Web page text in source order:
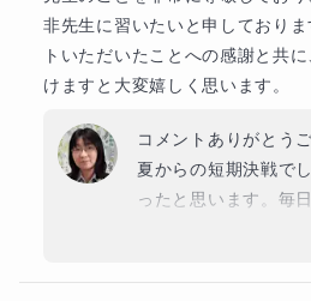
非先生に習いたいと申しており
トいただいたことへの感謝と共
けますと大変嬉しく思います。
コメントありがとう
夏からの短期決戦で
ったと思います。毎
塾が終わってからの
中学校に入ってから